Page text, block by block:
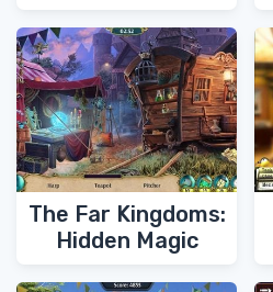
The Far Kingdoms:
Hidden Magic